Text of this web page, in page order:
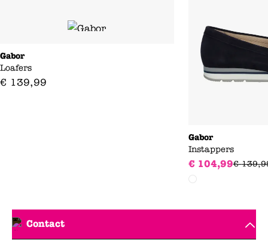
Gabor
Loafers
€ 139,99
Gabor
Instappers
€ 104,99€ 139,
Contact